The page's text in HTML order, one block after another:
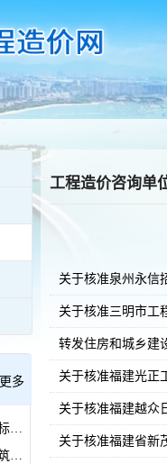
更多
厦门市住房和建设局关于调整施工招标示范文本部分条款的通知
厦门市住房和建设局关于开展房屋建筑和市政基础设施工程安全生产大排查大整治工作的通知
工程造价咨询单
关于核准泉州永信
关于核准三明市工
转发住房和城乡建
关于核准福建光正
关于核准福建越众
关于核准福建省新